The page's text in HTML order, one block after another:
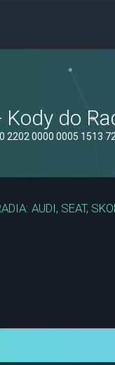
Kody do
0000 0005 1513
AUDI, SEAT,